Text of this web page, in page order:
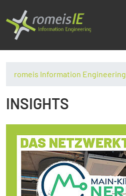
romeis Information Engineering
INSIGHTS